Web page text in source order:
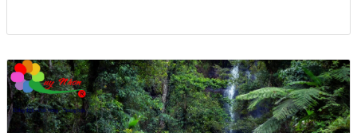
tour ghép Hòn Khô